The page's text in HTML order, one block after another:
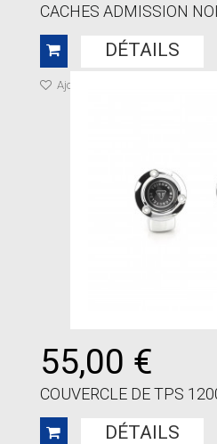
CACHES ADMISSION
DÉTAILS
Ajouter à ma liste de cadeaux
55,00 €
COUVERCLE DE TPS
DÉTAILS